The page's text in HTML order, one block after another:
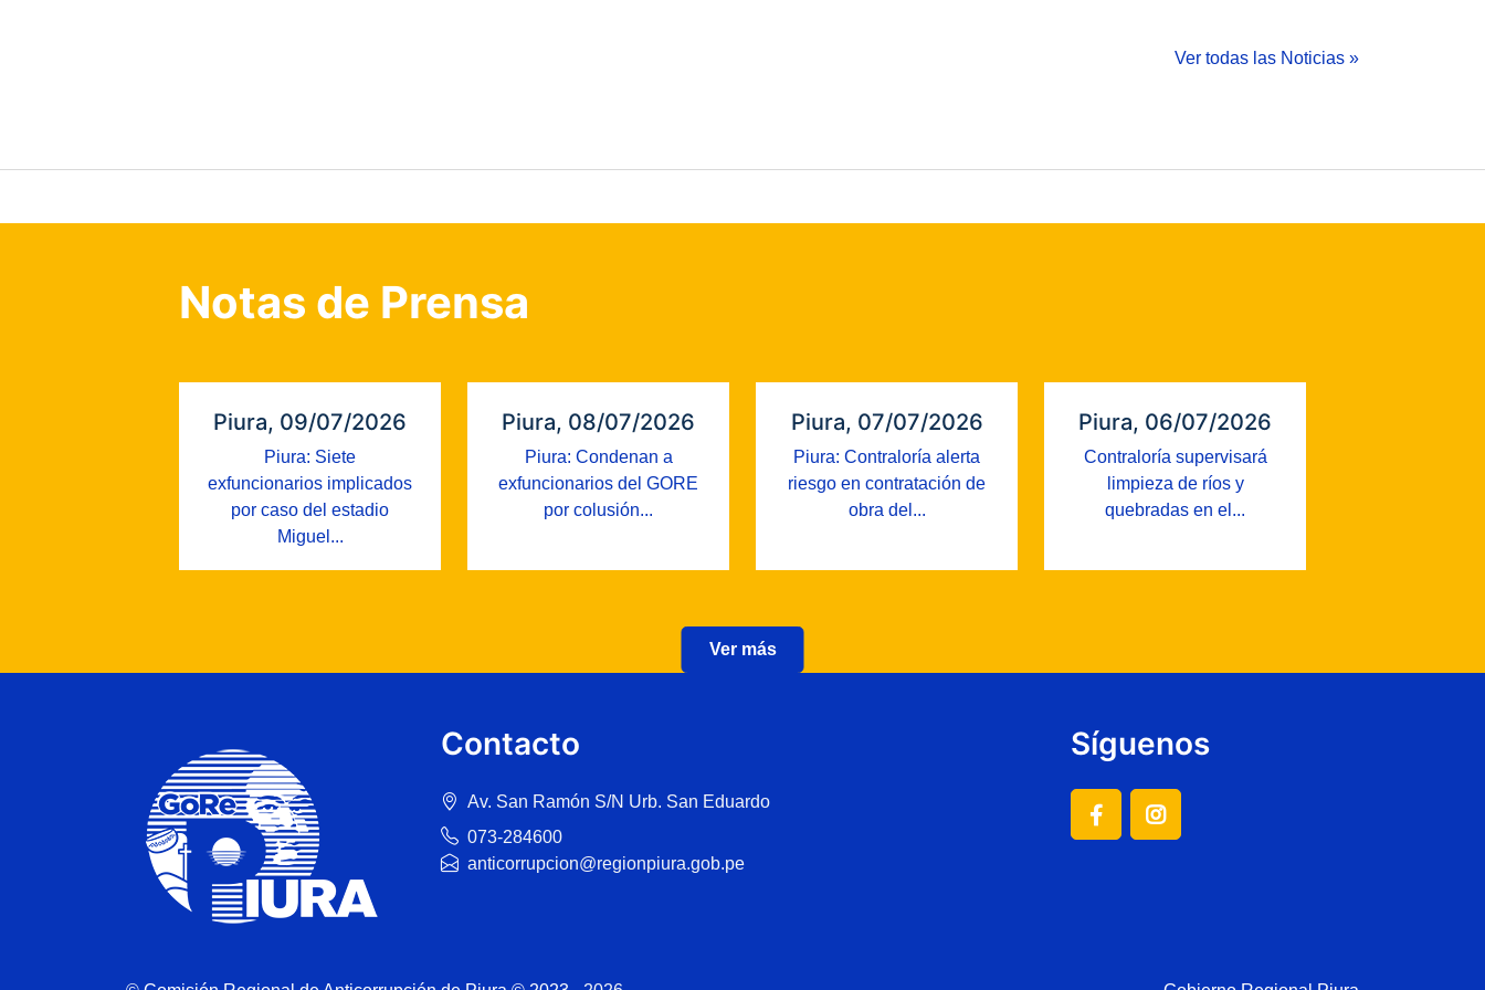
Ver todas las Noticias »
Notas de Prensa
Piura, 09/07/2026
Piura: Siete
exfuncionarios implicados
por caso del estadio
Miguel...
Piura, 08/07/2026
Piura: Condenan a
exfuncionarios del GORE
por colusión...
Piura, 07/07/2026
Piura: Contraloría alerta
riesgo en contratación de
obra del...
Piura, 06/07/2026
Contraloría supervisará
limpieza de ríos y
quebradas en el...
Ver más
Contacto
Av. San Ramón S/N Urb. San Eduardo
073-284600
anticorrupcion@regionpiura.gob.pe
Síguenos